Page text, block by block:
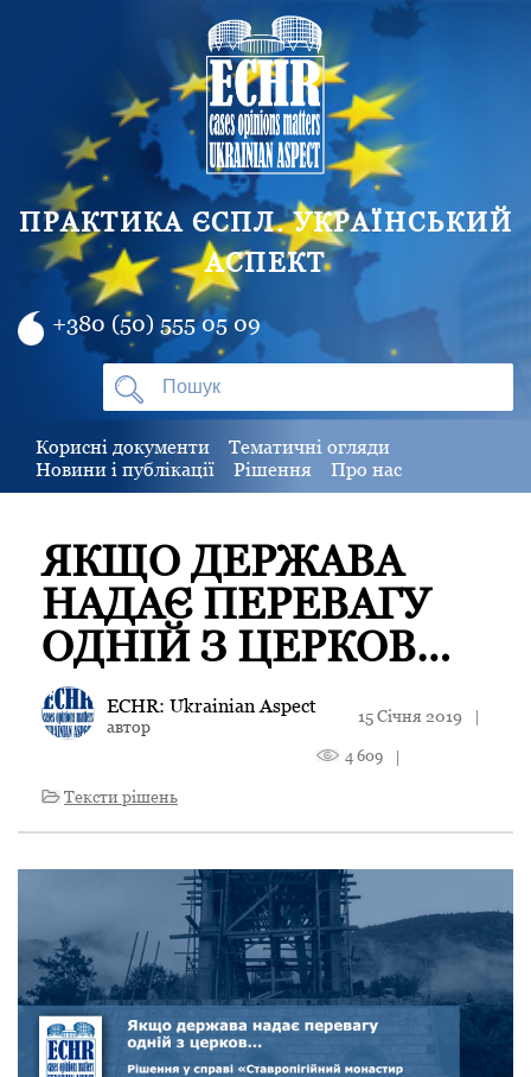
ПРАКТИКА ЄСПЛ. УКРАЇНСЬКИЙ
АСПЕКТ
+380 (50) 555 05 09
Корисні документи
Тематичні огляди
Новини і публікації
Рішення Про нас
ЯКЩО ДЕРЖАВА
НАДАЄ ПЕРЕВАГУ
ОДНІЙ З ЦЕРКОВ…
ECHR: Ukrainian Aspect
автор
15 Січня 2019 |
4 609
|
Тексти рішень